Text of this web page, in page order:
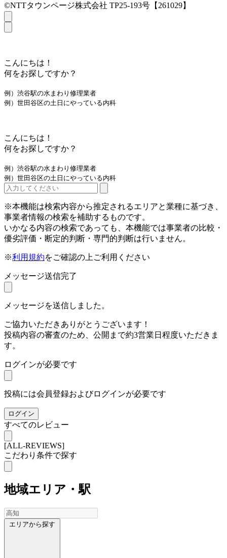
©NTTタウンページ株式会社 TP25-193号【261029】
こんにちは！
何をお探しですか？
例）渋谷駅の水まわり修理業者
例）世田谷区の土日にやっている内科
こんにちは！
何をお探しですか？
例）渋谷駅の水まわり修理業者
例）世田谷区の土日にやっている内科
※本機能は検索内容から推定されるエリアと業種に基づき、
事業者情報の検索を補助するものです。
いかなる内容の検索であっても、本機能では事業者の比較・
優劣評価・断定的判断・専門的判断は行いません。
※利用規約をご確認の上ご利用ください
メッセージ送信完了
メッセージを送信しました。
ご協力いただきありがとうございます！
投稿内容の審査のため、公開まで約3営業日程度いただきま
す。
ログインが必要です
投稿には会員登録およびログインが必要です
ログイン
すべてのレビュー
[ALL-REVIEWS]
こだわり条件で探す
地域エリア・駅
エリアから探す